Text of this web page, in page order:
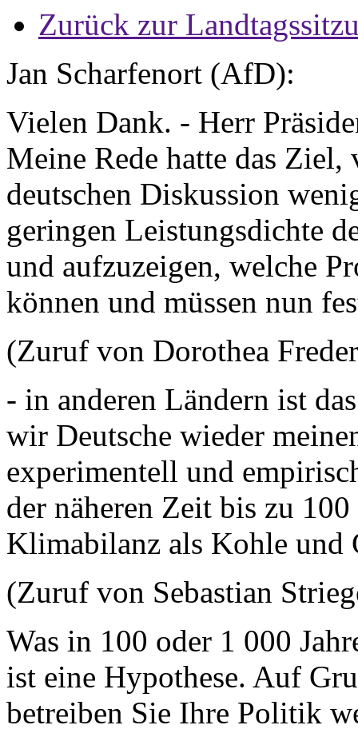
Zurück zur
Jan Scharfenort (AfD):
Vielen Dank. - Herr
Meine Rede hatte das
deutschen Diskussion
geringen Leistungsdichte
und aufzuzeigen, welche
können und müssen nun
(Zuruf von Dorothea
- in anderen Ländern ist
wir Deutsche wieder
experimentell und
der näheren Zeit bis zu
Klimabilanz als Kohle und
(Zuruf von Sebastian
Was in 100 oder 1 000
ist eine Hypothese. Auf
betreiben Sie Ihre Politik